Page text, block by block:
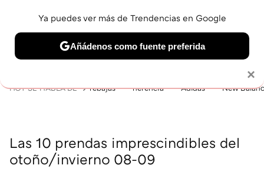
BELLEZA SHOPPING VIAJES GASTRO SNEAKERS
HOY SE HABLA DE rebajas herencia Adidas New
Las 10 prendas imprescindibles del
otoño/invierno 08-09
×
Ya puedes ver más de Trendencias en Google
Añádenos como fuente preferida